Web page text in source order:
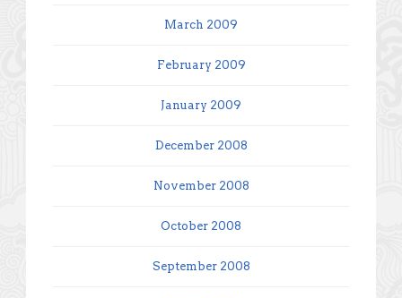
March 2009
February 2009
January 2009
December 2008
November 2008
October 2008
September 2008